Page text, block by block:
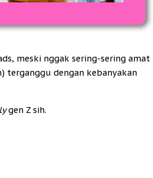
meski nggak sering-sering amat
terganggu dengan kebanyakan
gen Z sih.